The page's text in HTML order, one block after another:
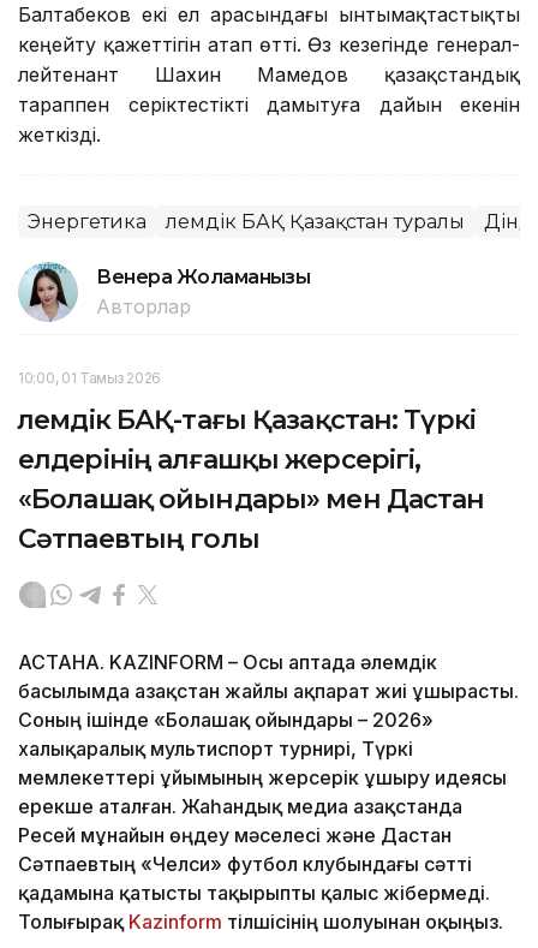
Балтабеков екі ел арасындағы ынтымақтастықты
кеңейту қажеттігін атап өтті. Өз кезегінде генерал-
лейтенант Шахин Мамедов қазақстандық
тараппен серіктестікті дамытуға дайын екенін
жеткізді.
Энергетика Әлемдік БАҚ Қазақстан туралы
Венера Жоламанқызы
Авторлар
10:00, 01 Тамыз 2026
Әлемдік БАҚ-тағы Қазақстан: Түркі
елдерінің алғашқы жерсерігі,
«Болашақ ойындары» мен Дастан
Сәтпаевтың голы
АСТАНА. KAZINFORM – Осы аптада әлемдік
басылымда Қазақстан жайлы ақпарат жиі ұшырасты.
Соның ішінде «Болашақ ойындары – 2026»
халықаралық мультиспорт турнирі, Түркі
мемлекеттері ұйымының жерсерік ұшыру идеясы
ерекше аталған. Жаһандық медиа Қазақстанда
Ресей мұнайын өңдеу мәселесі және Дастан
Сәтпаевтың «Челси» футбол клубындағы сәтті
қадамына қатысты тақырыпты қалыс жібермеді.
Толығырақ Kazinform тілшісінің шолуынан оқыңыз.